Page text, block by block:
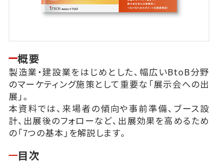
概要
製造業・建設業をはじめとした、幅広いBtoB分野
のマーケティング施策として重要な「展示会への出
展」。
本資料では、来場者の傾向や事前準備、ブース設
計、出展後のフォローなど、出展効果を高めるため
の「7つの基本」を解説します。
目次